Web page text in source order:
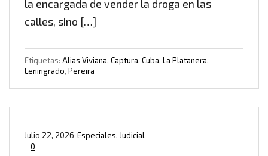
la encargada de vender la droga en las
calles, sino […]
Etiquetas: Alias Viviana, Captura, Cuba, La Platanera,
Leningrado, Pereira
Especiales, Judicial
Julio 22, 2026
0